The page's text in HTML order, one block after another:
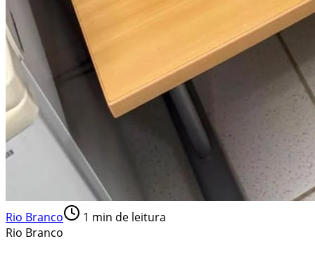
Rio Branco 1 min de leitura
Rio Branco